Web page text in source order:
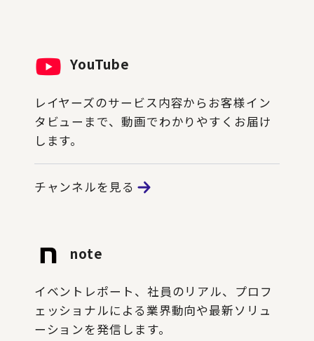
YouTube
レイヤーズのサービス内容からお客様イン
タビューまで、動画でわかりやすくお届け
します。
チャンネルを見る
note
イベントレポート、社員のリアル、プロフ
ェッショナルによる業界動向や最新ソリュ
ーションを発信します。